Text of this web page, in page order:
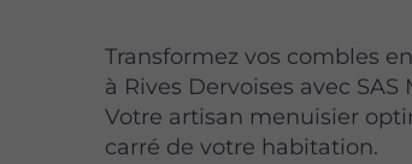
Transformez vos combles
à Rives Dervoises avec
Votre artisan menuisier
carré de votre habitation.